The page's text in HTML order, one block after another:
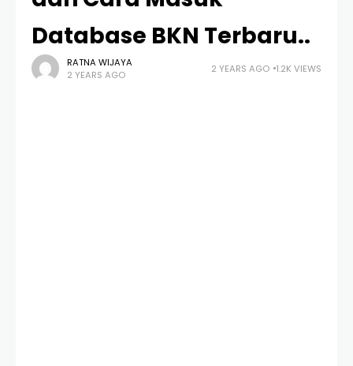
Database BKN Terbaru..
RATNA WIJAYA
2 YEARS AGO
2 YEARS AGO 1.2K VIEWS